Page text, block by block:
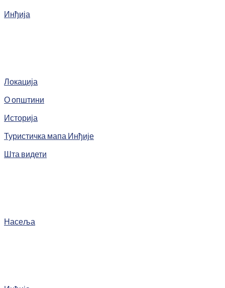
Инђија
Локација
О општини
Историја
Туристичка мапа Инђије
Шта видети
Насеља